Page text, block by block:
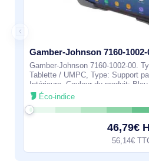
Gamber-Johnson 7160-1002-00.
Tablette / UMPC, Type: Support
Intérieure, Couleur du produit:
Éco-indice
46,79€
56,14€